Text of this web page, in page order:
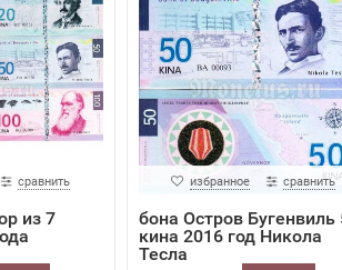
сравнить
из 7
избранное сравнить
бона Остров Бугенвиль
кина 2016 год Никола
Тесла